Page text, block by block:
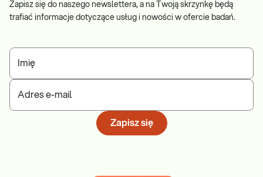
Zapisz się do naszego newslettera, a na Twoją skrzynkę będą
trafiać informacje dotyczące usług i nowości w ofercie badań.
Imię
Adres e-mail
Zapisz się